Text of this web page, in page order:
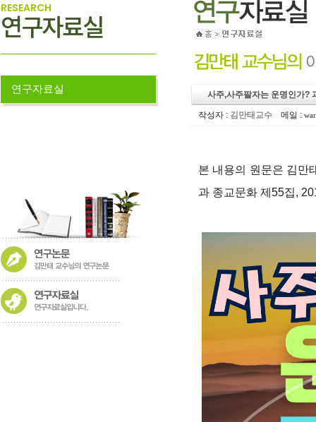
RESEARCH
연구자료실
연구자료실 사주,사주팔자는 운명인가?
작성자 : 김만태교수 메일 :
본 내용의 원문은 김만
과 종교문화 제55집,